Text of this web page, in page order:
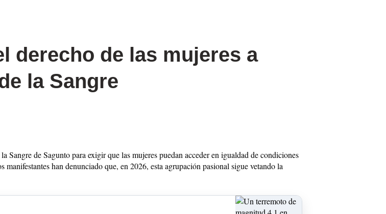
derecho de las mujeres a
la Sangre
de Sagunto para exigir que las mujeres puedan acceder en igualdad de condiciones
manifestantes han denunciado que, en 2026, esta agrupación pasional sigue vetando la